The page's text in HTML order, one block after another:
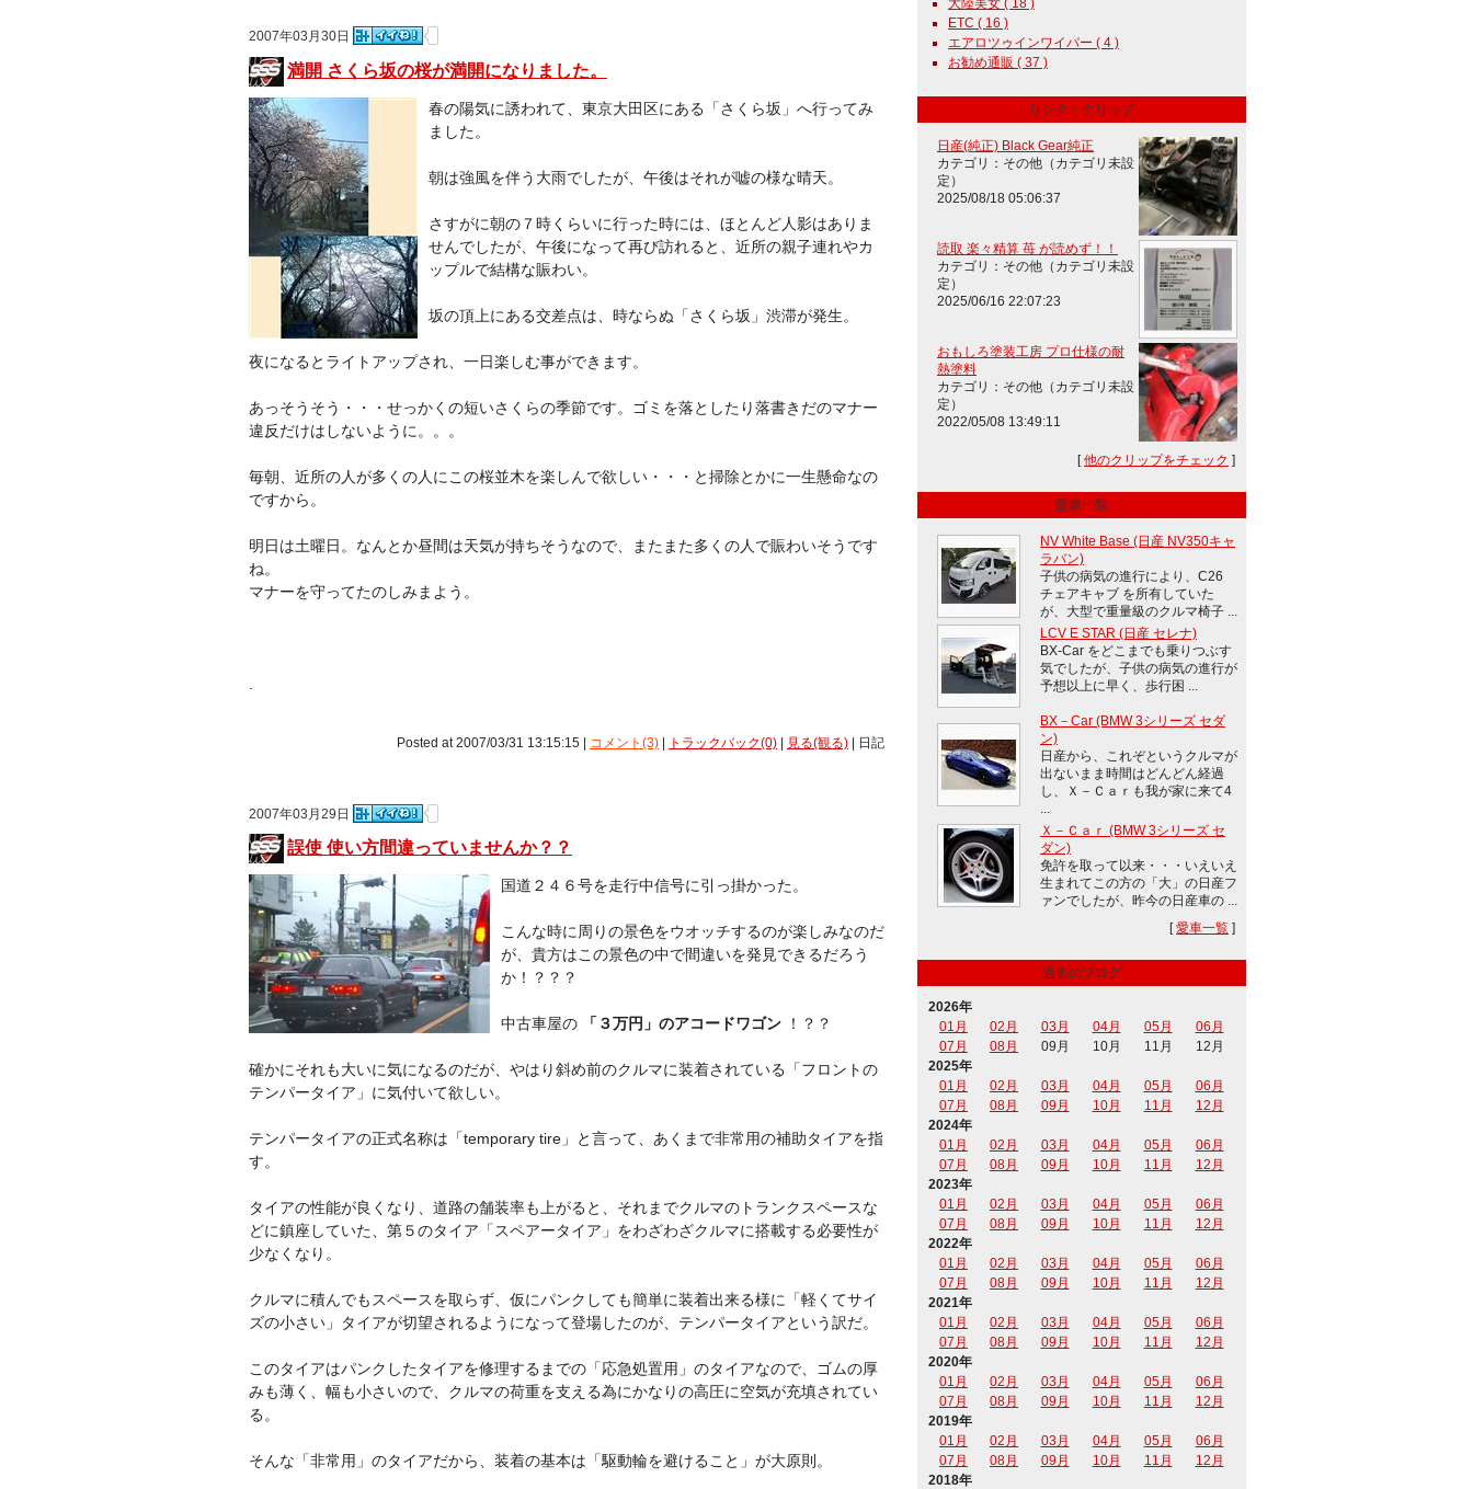
2007年03月30日
満開 さくら坂の桜が満開になりました。
春の陽気に誘われて、東京大田区にある「さくら坂」へ行ってみ
ました。
朝は強風を伴う大雨でしたが、午後はそれが嘘の様な晴天。
さすがに朝の７時くらいに行った時には、ほとんど人影はありま
せんでしたが、午後になって再び訪れると、近所の親子連れやカ
ップルで結構な賑わい。
坂の頂上にある交差点は、時ならぬ「さくら坂」渋滞が発生。
夜になるとライトアップされ、一日楽しむ事ができます。
あっそうそう・・・せっかくの短いさくらの季節です。ゴミを落としたり落書きだのマナー
違反だけはしないように。。。
毎朝、近所の人が多くの人にこの桜並木を楽しんで欲しい・・・と掃除とかに一生懸命なの
ですから。
明日は土曜日。なんとか昼間は天気が持ちそうなので、またまた多くの人で賑わいそうです
ね。
マナーを守ってたのしみまよう。
Posted at 2007/03/31 13:15:15 | コメント(3) | トラックバック(0) | 見る(観る) | 日記
2007年03月29日
誤使 使い方間違っていませんか？？
国道２４６号を走行中信号に引っ掛かった。
こんな時に周りの景色をウオッチするのが楽しみなのだ
が、貴方はこの景色の中で間違いを発見できるだろう
か！？？？
中古車屋の 「３万円」のアコードワゴン ！？？
確かにそれも大いに気になるのだが、やはり斜め前のクルマに装着されている「フロントの
テンパータイア」に気付いて欲しい。
テンパータイアの正式名称は「temporary tire」と言って、あくまで非常用の補助タイアを指
す。
タイアの性能が良くなり、道路の舗装率も上がると、それまでクルマのトランクスペースな
どに鎮座していた、第５のタイア「スペアータイア」をわざわざクルマに搭載する必要性が
少なくなり。
クルマに積んでもスペースを取らず、仮にパンクしても簡単に装着出来る様に「軽くてサイ
ズの小さい」タイアが切望されるようになって登場したのが、テンパータイアという訳だ。
このタイアはパンクしたタイアを修理するまでの「応急処置用」のタイアなので、ゴムの厚
みも薄く、幅も小さいので、クルマの荷重を支える為にかなりの高圧に空気が充填されてい
る。
そんな「非常用」のタイアだから、装着の基本は「駆動輪を避けること」が大原則。
大陸美女 ( 18 )
ETC ( 16 )
エアロツゥインワイパー ( 4 )
お勧め通販 ( 37 )
リンク・クリップ
日産(純正) Black Gear純正
カテゴリ：その他（カテゴリ未設
定）
2025/08/18 05:06:37
読取 楽々精算 苺 が読めず！！
カテゴリ：その他（カテゴリ未設
定）
2025/06/16 22:07:23
おもしろ塗装工房 プロ仕様の耐
熱塗料
カテゴリ：その他（カテゴリ未設
定）
2022/05/08 13:49:11
[他のクリップをチェック ]
愛車一覧
NV White Base (日産 NV350キャ
ラバン)
子供の病気の進行により、C26
チェアキャブ を所有していた
が、大型で重量級のクルマ椅子 ...
LCV E STAR (日産 セレナ)
BX-Car をどこまでも乗りつぶす
気でしたが、子供の病気の進行が
予想以上に早く、歩行困 ...
BX－Car (BMW 3シリーズ セダ
ン)
日産から、これぞというクルマが
出ないまま時間はどんどん経過
し、Ｘ－Ｃａｒも我が家に来て4
...
Ｘ－Ｃａｒ (BMW 3シリーズ セ
ダン)
免許を取って以来・・・いえいえ
生まれてこの方の「大」の日産フ
ァンでしたが、昨今の日産車の ...
[愛車一覧 ]
過去のブログ
2026年
01月
02月 03月 04月 05月
06月
07月
08月 09月 10月 11月
12月
2025年
01月
02月 03月 04月 05月
06月
07月
08月 09月 10月 11月
12月
2024年
01月
02月 03月 04月 05月
06月
07月
08月 09月 10月 11月
12月
2023年
01月
02月 03月 04月 05月
06月
07月
08月 09月 10月 11月
12月
2022年
01月
02月 03月 04月 05月
06月
07月
08月 09月 10月 11月
12月
2021年
01月
02月 03月 04月 05月
06月
07月
08月 09月 10月 11月
12月
2020年
01月
02月 03月 04月 05月
06月
07月
08月 09月 10月 11月
12月
2019年
01月
02月 03月 04月 05月
06月
07月
08月 09月 10月 11月
12月
2018年